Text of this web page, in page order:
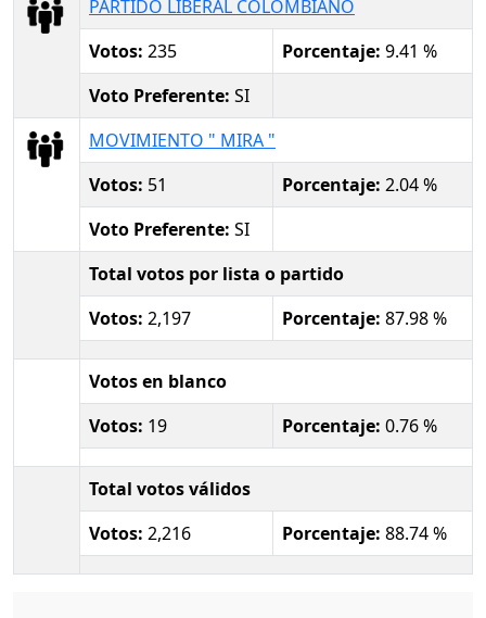
PARTIDO LIBERAL COLOMBIANO
Votos: 235 Porcentaje: 9.41 %
Voto Preferente: SI
MOVIMIENTO " MIRA "
Votos: 51 Porcentaje: 2.04 %
Voto Preferente: SI
Total votos por lista o partido
Votos: 2,197 Porcentaje: 87.98 %
Votos en blanco
Votos: 19 Porcentaje: 0.76 %
Total votos válidos
Votos: 2,216 Porcentaje: 88.74 %